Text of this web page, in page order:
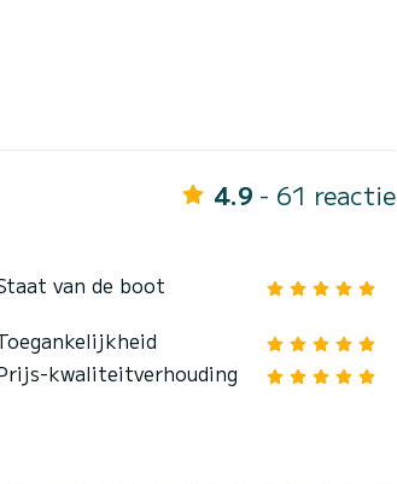
4.9 - 61 reactie
van de boot
kwaliteitverhouding